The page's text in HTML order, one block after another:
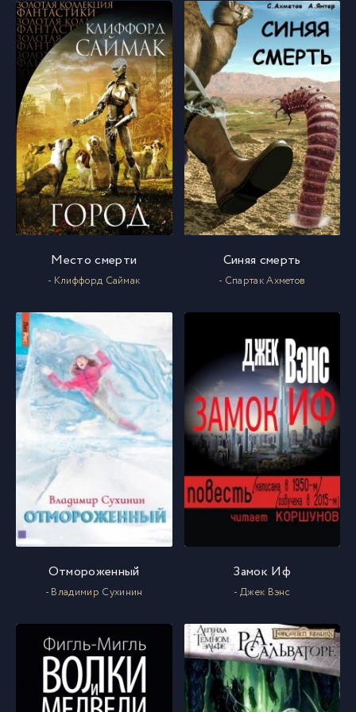
Место смерти
- Клиффорд Саймак
Синяя смерть
- Спартак Ахметов
Отмороженный
- Владимир Сухинин
Замок Иф
- Джек Вэнс